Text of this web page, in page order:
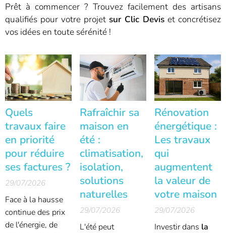
Prêt à commencer ? Trouvez facilement des artisans
qualifiés pour votre projet sur Clic Devis et concrétisez
vos idées en toute sérénité !
Quels
travaux faire
en priorité
pour réduire
ses factures ?
29/07/2026
Face à la hausse
continue des prix
de l'énergie, de
Rafraîchir sa
maison en
été :
climatisation,
isolation,
solutions
naturelles
29/07/2026
L'été peut
Rénovation
énergétique :
Les travaux
qui
augmentent
la valeur de
votre maison
29/07/2026
Investir dans la